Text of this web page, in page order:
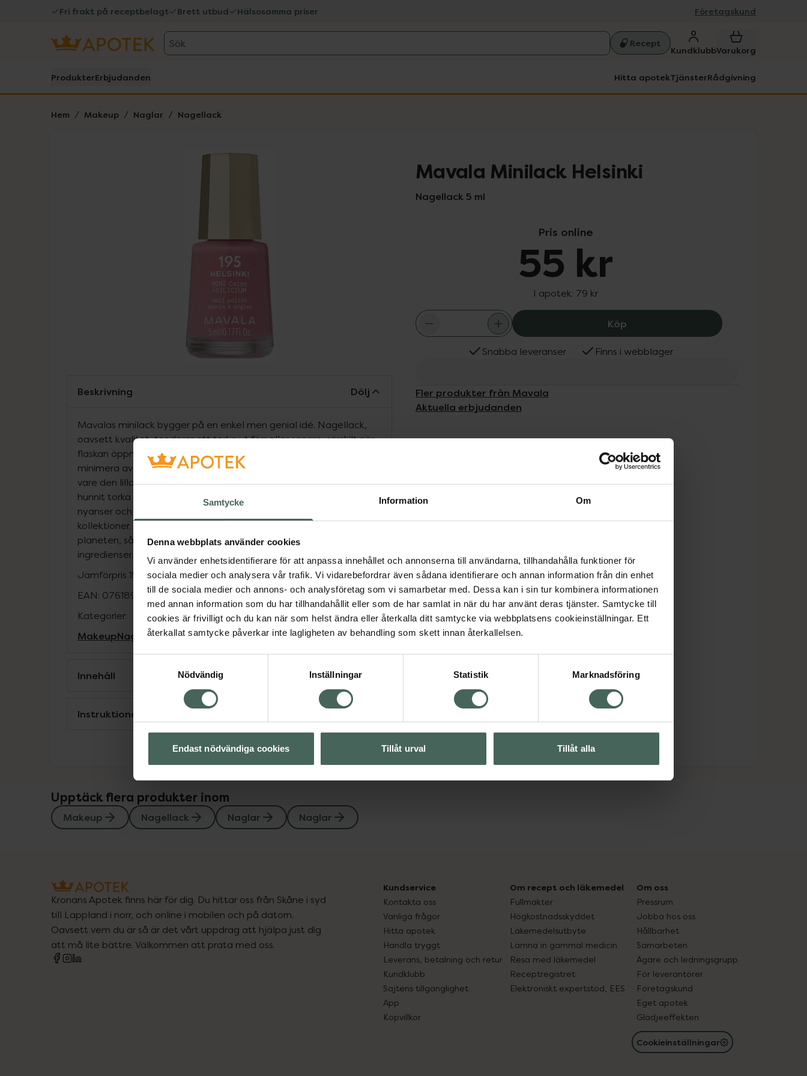
Samtycke Information Om
Denna webbplats använder cookies
Vi använder enhetsidentifierare för att anpassa innehållet och annonserna till användarna, tillhandahålla funktioner för
sociala medier och analysera vår trafik. Vi vidarebefordrar även sådana identifierare och annan information från din enhet
till de sociala medier och annons- och analysföretag som vi samarbetar med. Dessa kan i sin tur kombinera informationen
med annan information som du har tillhandahållit eller som de har samlat in när du har använt deras tjänster. Samtycke till
cookies är frivilligt och du kan när som helst ändra eller återkalla ditt samtycke via webbplatsens cookieinställningar. Ett
återkallat samtycke påverkar inte lagligheten av behandling som skett innan återkallelsen.
Nödvändig
Inställningar Statistik Marknadsföring
Endast nödvändiga cookies Tillåt urval Tillåt alla
Fri frakt på receptbelagt Brett utbud Hälsosamma priser Företagskund
Sök Recept
KundklubbVarukorg
ProdukterErbjudanden Hitta apotekTjänsterRådgivning
Hem Makeup Naglar Nagellack
Mavala Minilack Helsinki
Nagellack 5 ml
Pris online
55 kr
I apotek: 79 kr
Köp Mavala Minilack Helsinki, 55 kr.
Snabba leveranser Finns i webblager
Fler produkter från Mavala
Aktuella erbjudanden
Beskrivning Dölj
Mavalas minilack bygger på en enkel men genial idé. Nagellack,
oavsett kvalitet, tenderar att torka ut förr eller senare, särskilt när
flaskan öppnas ofta. Mavalas minilack har utformats för att
minimera avdunstning och därmed undvika detta problem. Tack
vare den lilla storleken använder man hela innehållet innan lacket
hunnit torka i flaskan. Minilacken kommer i ett brett utbud av olika
nyanser och varje år kommer nya färger i form av flera olika
kollektioner. Mavala bryr sig om både sina konsumenters hälsa och
planeten, så nagellacken formuleras endast med noggrant utvalda
ingredienser.
Jämförpris 15,80 kr/ml
EAN: 07618900911956
Kategorier:
MakeupNagellackNaglarNaglar
Innehåll Visa
Instruktioner
Upptäck flera produkter inom
Makeup Nagellack Naglar Naglar
Kronans Apotek finns här för dig. Du hittar oss från Skåne i syd
till Lappland i norr, och online i mobilen och på datorn.
Oavsett vem du är så är det vårt uppdrag att hjälpa just dig
att må lite bättre. Välkommen att prata med oss.
Kundservice
Kontakta oss
Vanliga frågor
Hitta apotek
Handla tryggt
Leverans, betalning och retur
Kundklubb
Sajtens tillgänglighet
App
Köpvillkor
Om recept och läkemedel
Fullmakter
Högkostnadsskyddet
Läkemedelsutbyte
Lämna in gammal medicin
Resa med läkemedel
Receptregistret
Elektroniskt expertstöd, EES
Om oss
Pressrum
Jobba hos oss
Hållbarhet
Samarbeten
Ägare och ledningsgrupp
För leverantörer
Företagskund
Eget apotek
Glädjeeffekten
Cookieinställningar